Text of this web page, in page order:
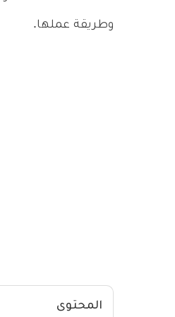
وطريقة عملها.
المحتوى